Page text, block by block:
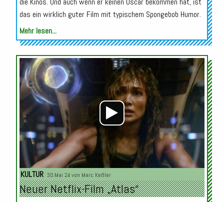
das ein wirklich guter Film mit typischem Spongebob Humor.
Mehr lesen...
Audio-
Player
KULTUR 30.Mai 24 von Marc Keßler
Neuer Netflix-Film „Atlas“